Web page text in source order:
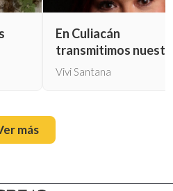
En Culiacán
transmitimos
propia muerte
Vivi Santana
más